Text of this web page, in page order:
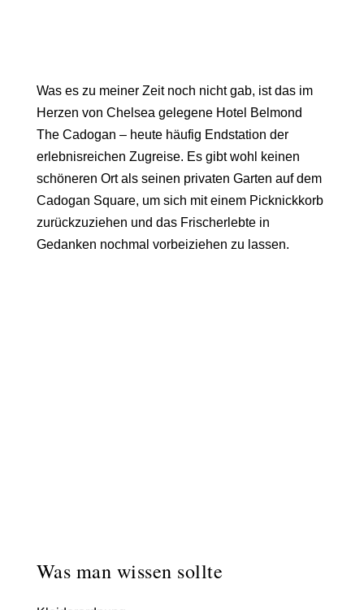
Was es zu meiner Zeit noch nicht gab, ist das im
Herzen von Chelsea gelegene Hotel Belmond
The Cadogan – heute häufig Endstation der
erlebnisreichen Zugreise. Es gibt wohl keinen
schöneren Ort als seinen privaten Garten auf dem
Cadogan Square, um sich mit einem Picknickkorb
zurückzuziehen und das Frischerlebte in
Gedanken nochmal vorbeiziehen zu lassen.
Was man wissen sollte